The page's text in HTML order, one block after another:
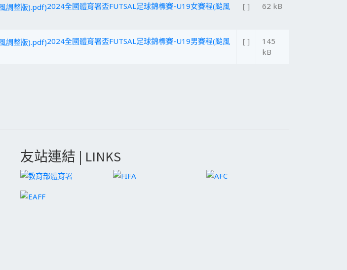
2024全國體育署盃FUTSAL足球錦標賽-U19女賽程(颱風
[ ] 62 kB
2024全國體育署盃FUTSAL足球錦標賽-U19男賽程(颱風
[ ]
145
kB
友站連結 | LINKS